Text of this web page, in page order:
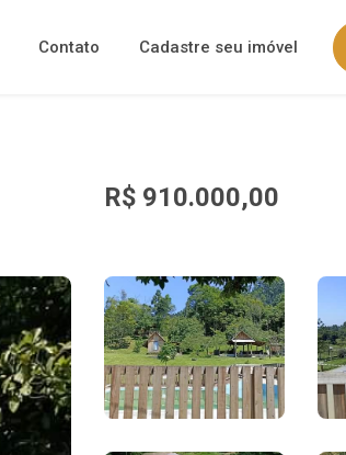
Contato Cadastre seu imóvel
R$ 910.000,00